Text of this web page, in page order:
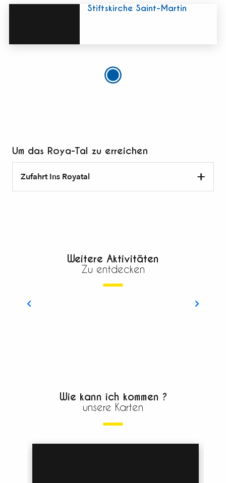
Stiftskirche Saint-Martin
Um das Roya-Tal zu erreichen
Zufahrt Ins Royatal
Weitere Aktivitäten
Zu entdecken
Wie kann ich kommen ?
unsere Karten